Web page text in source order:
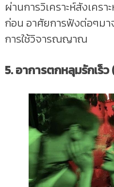
ผ่านการวิเคราะห์สังเคร
ก่อน อาศัยการฟังต่อๆม
การใช้วิจารณญาณ
5. อาการตกหลุมรักเร็